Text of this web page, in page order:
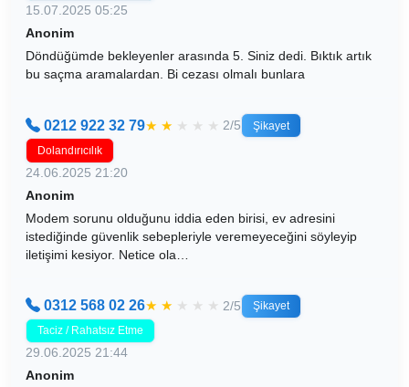
15.07.2025 05:25
Anonim
Döndüğümde bekleyenler arasında 5. Siniz dedi. Bıktık artık
bu saçma aramalardan. Bi cezası olmalı bunlara
0212 922 32 79★ ★ ★ ★ ★ 2/5
Şikayet
Dolandırıcılık
24.06.2025 21:20
Anonim
Modem sorunu olduğunu iddia eden birisi, ev adresini
istediğinde güvenlik sebepleriyle veremeyeceğini söyleyip
iletişimi kesiyor. Netice ola…
0312 568 02 26★ ★ ★ ★ ★ 2/5
Şikayet
Taciz / Rahatsız Etme
29.06.2025 21:44
Anonim